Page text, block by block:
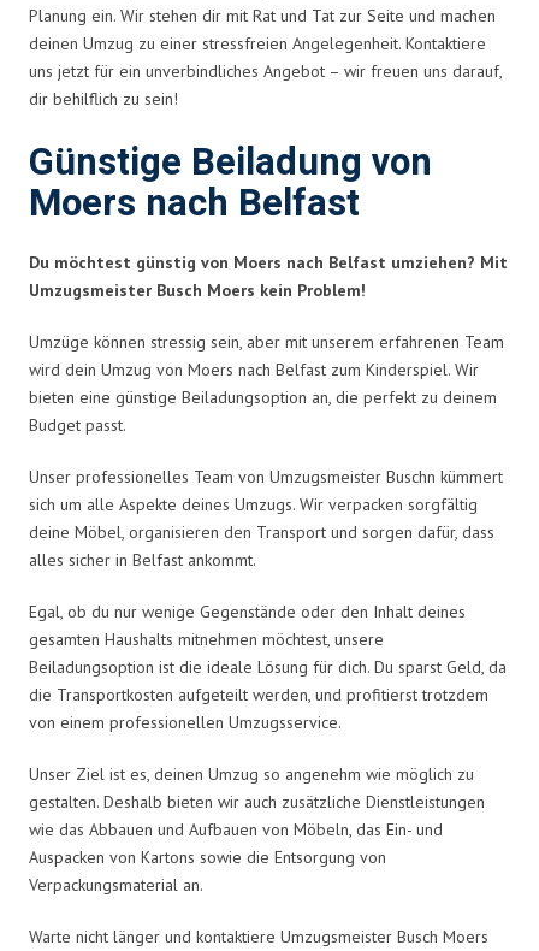
Planung ein. Wir stehen dir mit Rat und Tat zur Seite und machen
deinen Umzug zu einer stressfreien Angelegenheit. Kontaktiere
uns jetzt für ein unverbindliches Angebot – wir freuen uns darauf,
dir behilflich zu sein!
Günstige Beiladung von
Moers nach Belfast
Du möchtest günstig von Moers nach Belfast umziehen? Mit
Umzugsmeister Busch Moers kein Problem!
Umzüge können stressig sein, aber mit unserem erfahrenen Team
wird dein Umzug von Moers nach Belfast zum Kinderspiel. Wir
bieten eine günstige Beiladungsoption an, die perfekt zu deinem
Budget passt.
Unser professionelles Team von Umzugsmeister Buschn kümmert
sich um alle Aspekte deines Umzugs. Wir verpacken sorgfältig
deine Möbel, organisieren den Transport und sorgen dafür, dass
alles sicher in Belfast ankommt.
Egal, ob du nur wenige Gegenstände oder den Inhalt deines
gesamten Haushalts mitnehmen möchtest, unsere
Beiladungsoption ist die ideale Lösung für dich. Du sparst Geld, da
die Transportkosten aufgeteilt werden, und profitierst trotzdem
von einem professionellen Umzugsservice.
Unser Ziel ist es, deinen Umzug so angenehm wie möglich zu
gestalten. Deshalb bieten wir auch zusätzliche Dienstleistungen
wie das Abbauen und Aufbauen von Möbeln, das Ein- und
Auspacken von Kartons sowie die Entsorgung von
Verpackungsmaterial an.
Warte nicht länger und kontaktiere Umzugsmeister Busch Moers